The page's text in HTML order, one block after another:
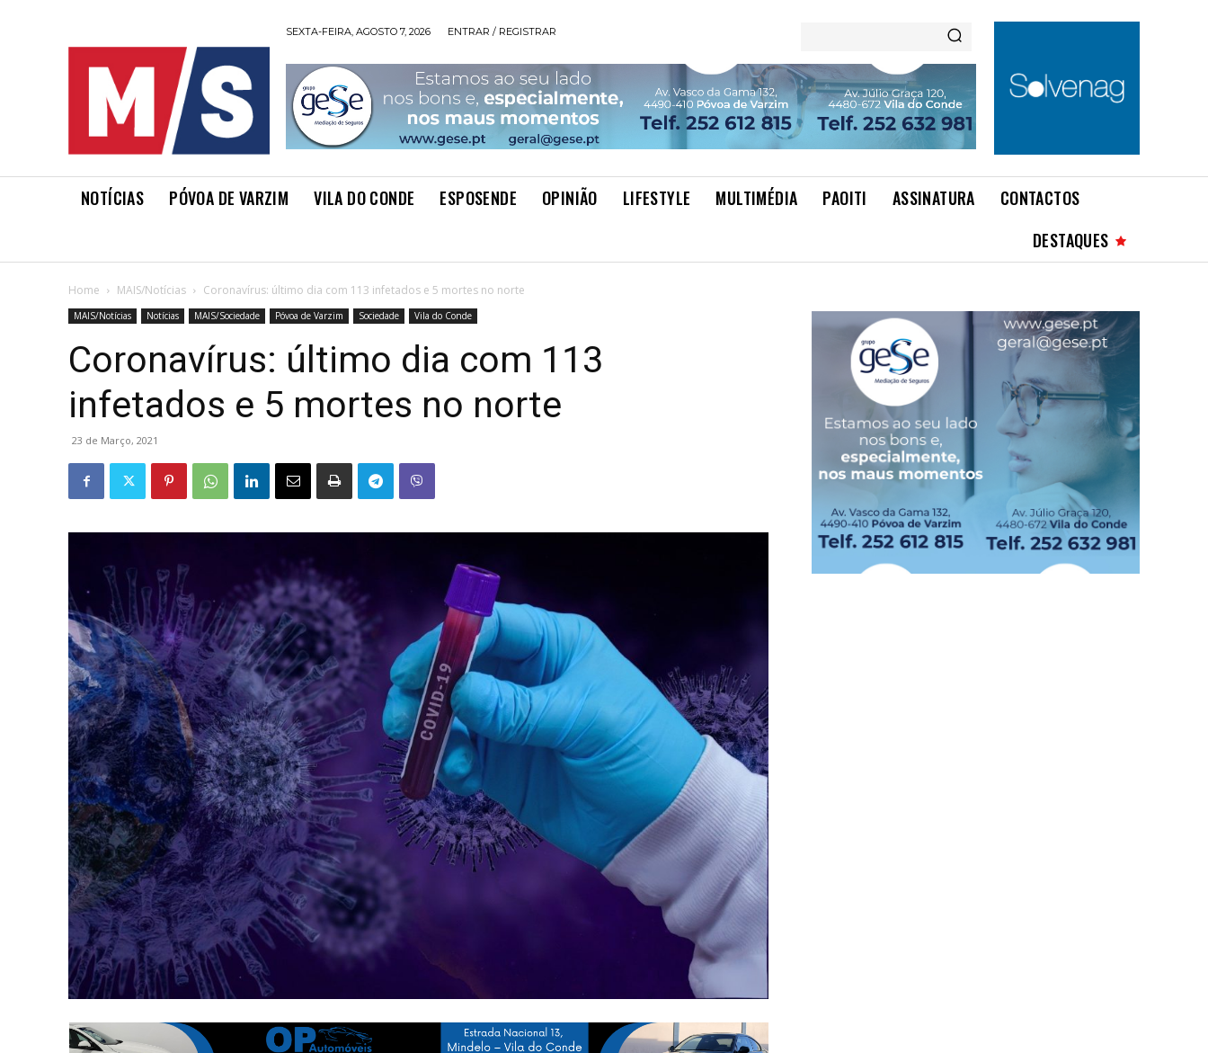
SEXTA-FEIRA, AGOSTO 7, 2026 ENTRAR / REGISTRAR
NOTÍCIAS PÓVOA DE VARZIM VILA DO CONDE ESPOSENDE OPINIÃO LIFESTYLE MULTIMÉDIA PAOITI ASSINATURA
CONTACTOS
DESTAQUES
Home MAIS/Notícias Coronavírus: último dia com 113 infetados e 5 mortes no norte
MAIS/Notícias Notícias MAIS/Sociedade Póvoa de Varzim Sociedade Vila do Conde
Coronavírus: último dia com 113
infetados e 5 mortes no norte
23 de Março, 2021